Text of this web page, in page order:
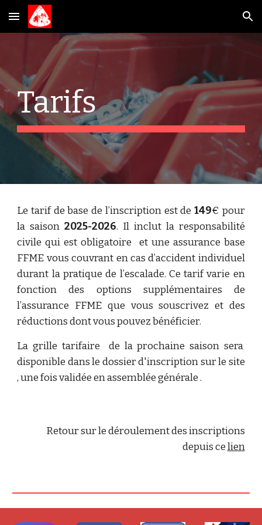
Skip to main content Skip to navigation
Tarifs
Le tarif de base de l’inscription est de 149€ pour
la saison2025-2026. Il inclut la responsabilité
civile qui est obligatoire et une assurance base
FFME vous couvrant en cas d’accident individuel
durant la pratique de l’escalade. Ce tarif varie en
fonction des options supplémentaires de
l’assurance FFME que vous souscrivez et des
réductions dont vous pouvez bénéficier.
La grille tarifaire de la prochaine saison sera
disponible dans le dossier d'inscription sur le site
, une fois validée en assemblée générale .
Retour sur le déroulement des inscriptions
depuis celien